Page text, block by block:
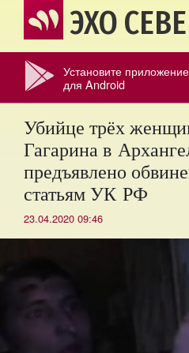
ЭХО
Установите
для Android
Убийце трёх
Гагарина в
предъявлено
статьям УК РФ
23.04.2020 09:46